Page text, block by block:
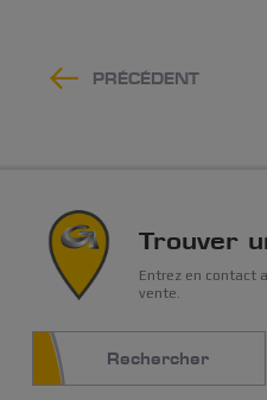
PRÉCÉDENT
Trouver
Entrez en contact
vente.
Rechercher